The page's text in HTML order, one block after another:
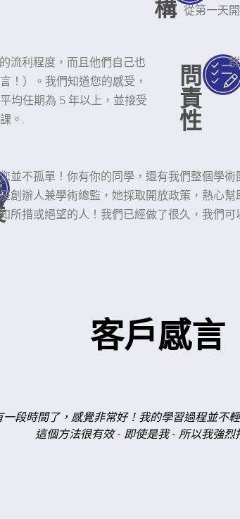
構
從第一天
流利程度，而且他們自己也
！）。我們知道您的感受，
均任期為 5 年以上，並接受
。.
問
責
性
您並不孤單！你有你的同學，還有我們整個學術
是創辦人兼學術總監，她採取開放政策，熱心幫
知所措或絕望的人！我們已經做了很久，我們可
客戶感言
我的學習過程並不輕鬆，但這正是我的目的
即使是我 - 所以我強烈推薦它！